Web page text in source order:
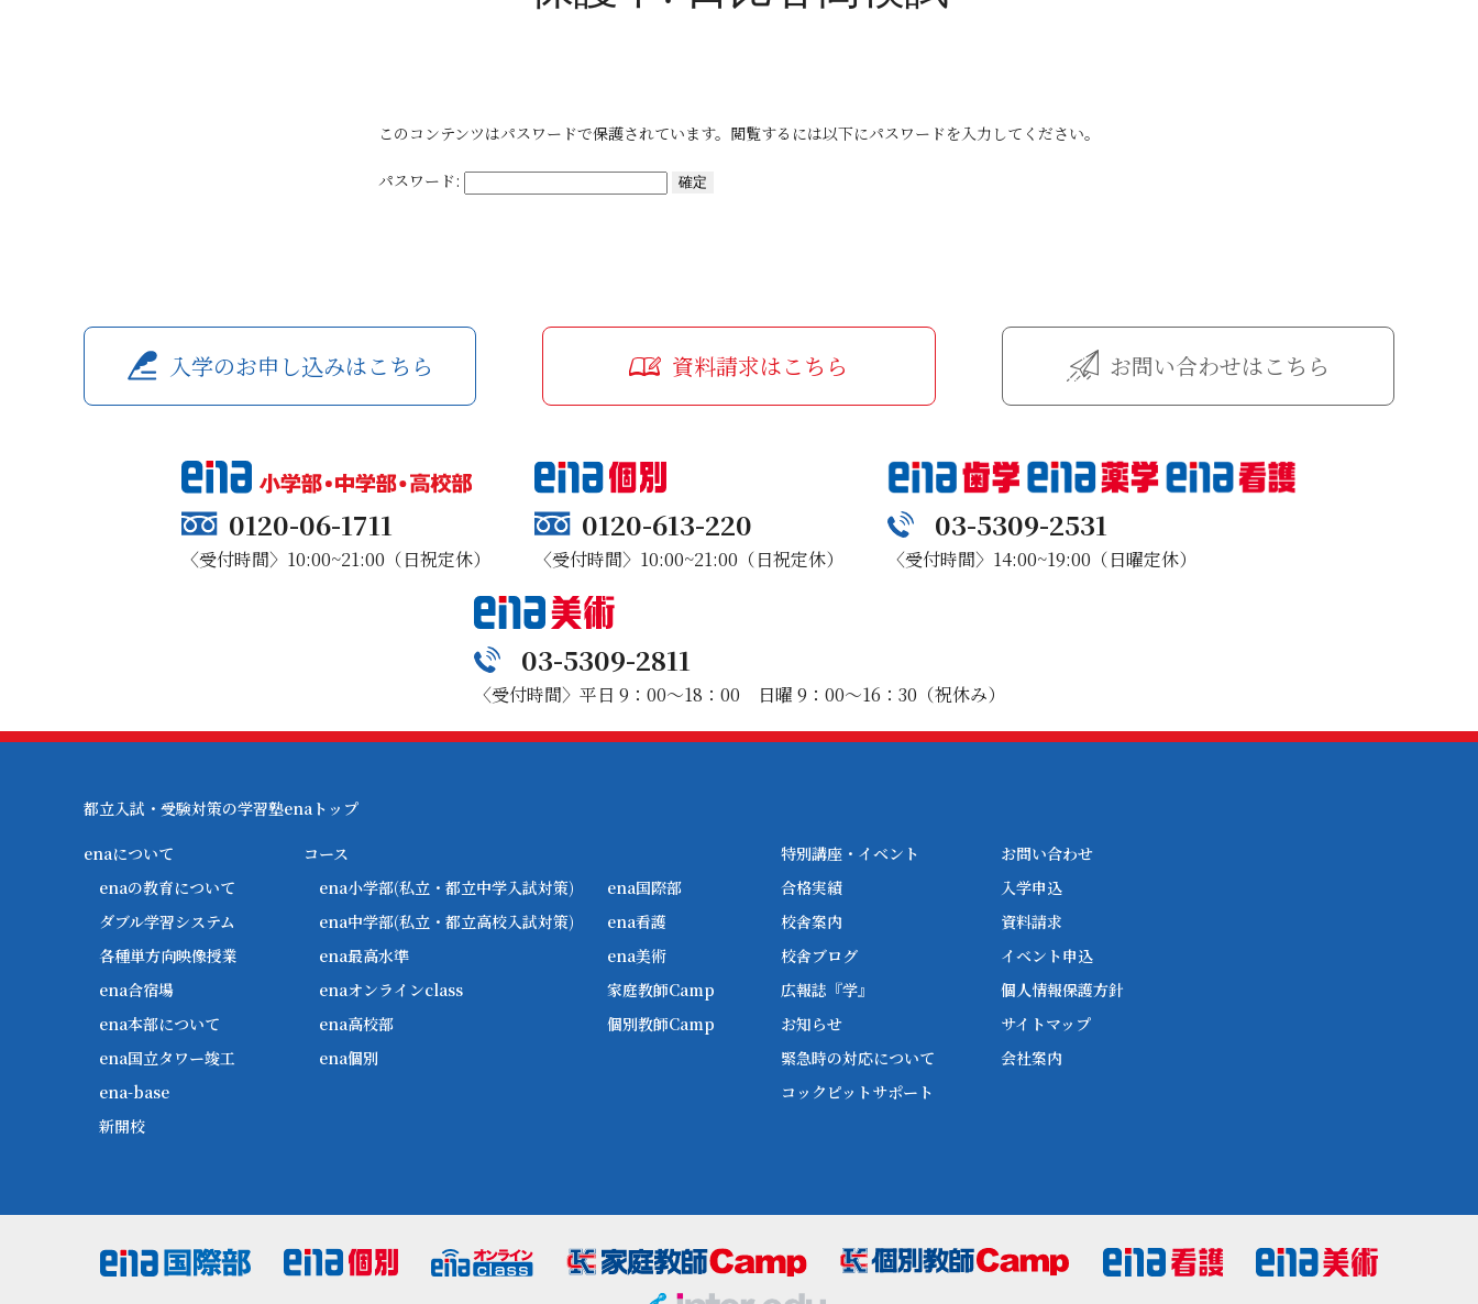
このコンテンツはパスワードで保護されています。閲覧するには以下にパスワードを入力してください。
パスワード:
入学のお申し込みはこちら 資料請求はこちら お問い合わせはこちら
0120-06-1711
〈受付時間〉10:00~21:00（日祝定休）
0120-613-220
〈受付時間〉10:00~21:00（日祝定休）
03-5309-2531
〈受付時間〉14:00~19:00（日曜定休）
03-5309-2811
〈受付時間〉平日 9：00～18：00 日曜 9：00～16：30（祝休み）
都立入試・受験対策の学習塾enaトップ
enaについて
enaの教育について
ダブル学習システム
各種単方向映像授業
ena合宿場
ena本部について
ena国立タワー竣工
ena-base
新開校
コース
ena小学部(私立・都立中学入試対策)
ena中学部(私立・都立高校入試対策)
ena最高水準
enaオンラインclass
ena高校部
ena個別
ena国際部
ena看護
ena美術
家庭教師Camp
個別教師Camp
特別講座・イベント
合格実績
校舎案内
校舎ブログ
広報誌『学』
お知らせ
緊急時の対応について
コックピットサポート
お問い合わせ
入学申込
資料請求
イベント申込
個人情報保護方針
サイトマップ
会社案内